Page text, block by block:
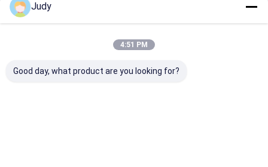
Bản vá lỗi may mặc
Danh Mục Của Chúng Tôi
Judy
4:51 PM
Good day, what product are you looking for?